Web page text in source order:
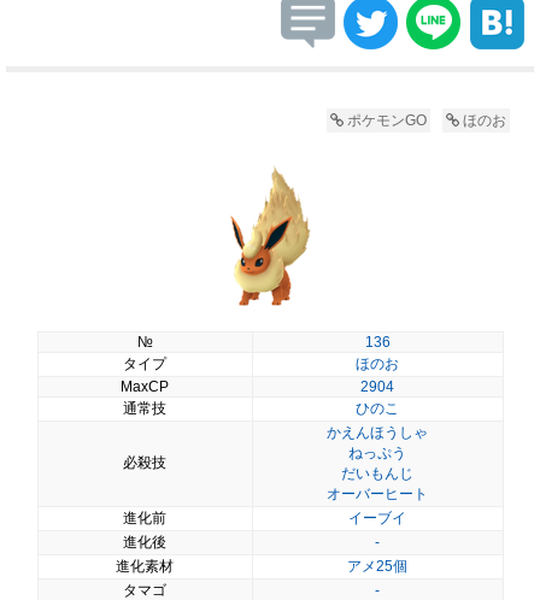
ポケモンGO ほのお
№
136
タイプ
ほのお
MaxCP
2904
通常技
ひのこ
必殺技
かえんほうしゃ
ねっぷう
だいもんじ
オーバーヒート
進化前
イーブイ
進化後
-
進化素材
アメ25個
タマゴ
-